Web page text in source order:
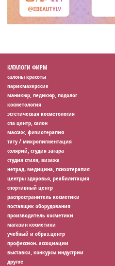
КАТАЛОГИ ФИРМ
салоны красоты
парикмахерские
маникюр, педикюр, подолог
косметология
эстетическая косметология
спа центр, салон
массаж, физиотерапия
тату / микропигментация
солярий, студия загара
студия стиля, визажа
нетрад. медицина, психотерапия
центры здоровья, реабилитация
спортивный центр
распространитель косметики
поставщик оборудования
производитель косметики
магазин косметики
учебный и образ.центр
профессион. ассоциации
выставки, конкурсы индустрии
другое